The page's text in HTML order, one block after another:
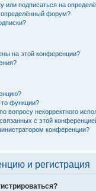
или подписаться на
определённый форум?
на этой конференции?
функции?
вопросу некорректного
с этой
конференции?
и регистрация